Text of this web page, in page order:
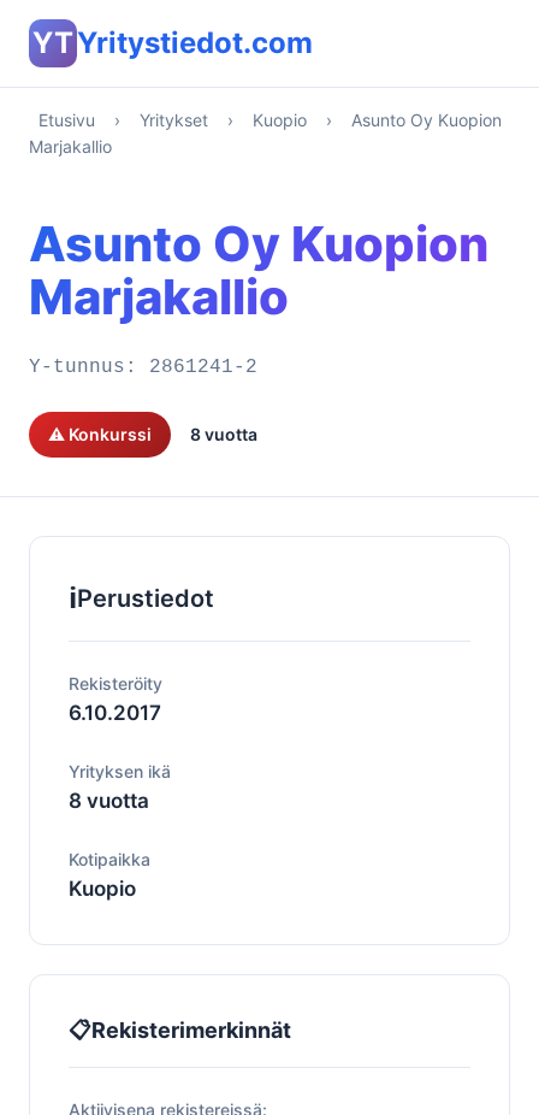
YTYritystiedot.com
Etusivu › Yritykset › Kuopio ›
Asunto Oy Kuopion
Marjakallio
Asunto Oy Kuopion
Marjakallio
Y-tunnus: 2861241-2
⚠️ Konkurssi 8 vuotta
ℹ️Perustiedot
Rekisteröity
6.10.2017
Yrityksen ikä
8 vuotta
Kotipaikka
Kuopio
📋Rekisterimerkinnät
Aktiivisena rekistereissä: